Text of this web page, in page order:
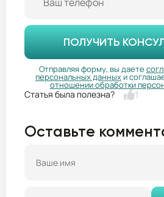
ПОЛУЧИТЬ
Отправляя форму, вы даете
персональных данныхи
отношении обработки
1
Оставьте